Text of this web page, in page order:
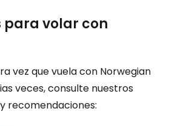
para volar con
vez que vuela con Norwegian
veces, consulte nuestros
recomendaciones: